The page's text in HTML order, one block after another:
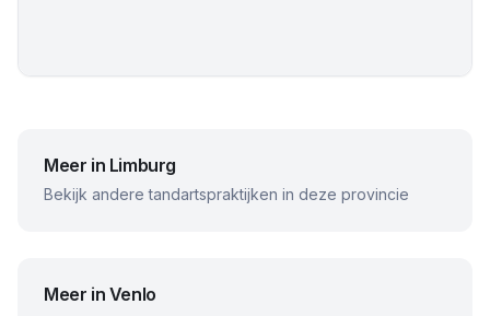
Meer in Limburg
Bekijk andere tandartspraktijken in deze provincie
Meer in Venlo